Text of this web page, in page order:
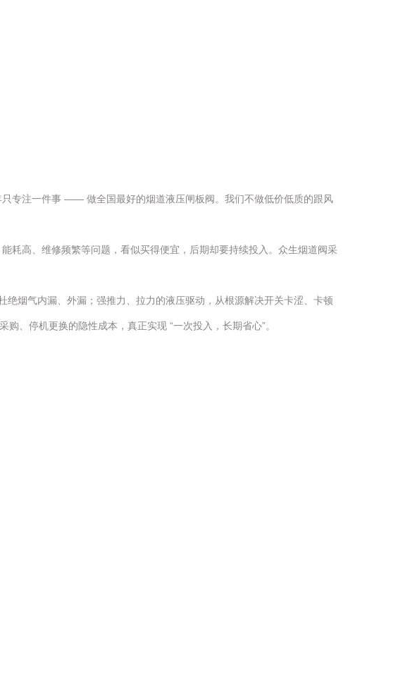
专注一件事 —— 做全国最好的烟道液压闸板阀。我们不做低价低质的跟风
耗高、维修频繁等问题，看似买得便宜，后期却要持续投入。众生烟道阀采
烟气内漏、外漏；强推力、拉力的液压驱动，从根源解决开关卡涩、卡顿
、停机更换的隐性成本，真正实现 “一次投入，长期省心”。